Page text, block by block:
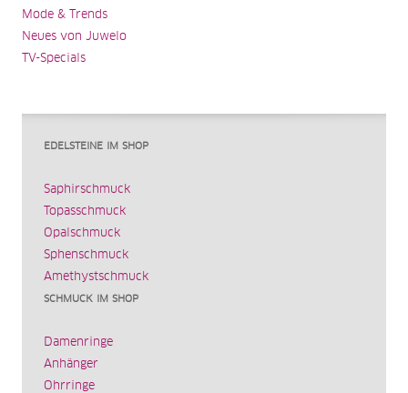
Mode & Trends
Neues von Juwelo
TV-Specials
EDELSTEINE IM SHOP
Saphirschmuck
Topasschmuck
Opalschmuck
Sphenschmuck
Amethystschmuck
SCHMUCK IM SHOP
Damenringe
Anhänger
Ohrringe